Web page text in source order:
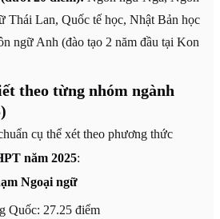
Thái Lan, Quốc tế học, Nhật Bản học
ngữ Anh (đào tạo 2 năm đầu tại Kon
theo từng nhóm ngành
cụ thể xét theo phương thức
năm 2025:
Ngoại ngữ
Quốc: 27.25 điểm